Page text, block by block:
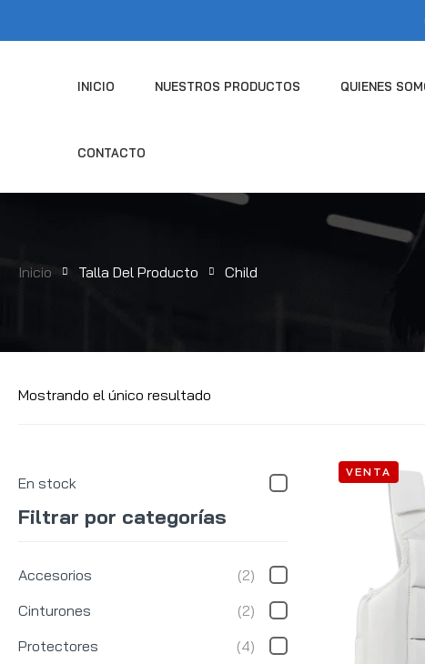
INICIO NUESTROS PRODUCTOS QUIENES
CONTACTO
Inicio Talla Del Producto Child
Mostrando el único resultado
En stock
Filtrar por categorías
Accesorios
(2)
Cinturones
(2)
Protectores
(4)
VENTA